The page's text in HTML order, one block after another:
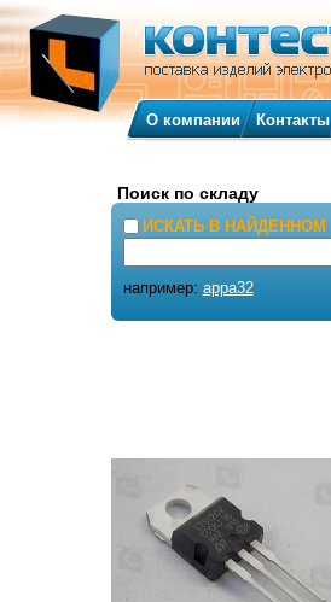
О компании Контакты
Поиск по складу
ИСКАТЬ В НАЙДЕННОМ
например: appa32